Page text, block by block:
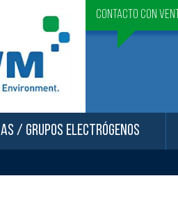
Contacto con
/ GRUPOS ELECTRÓGENOS